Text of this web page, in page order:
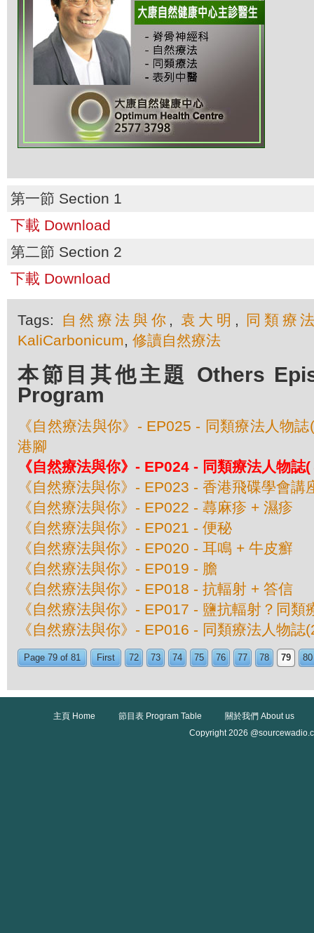
第一節 Section 1
下載 Download
第二節 Section 2
下載 Download
Tags: 自然療法與你 , 袁大明 ,
同類療
KaliCarbonicum, 修讀自然療法
本節目其他主題 Others
Program
《自然療法與你》- EP025 - 同類療法人物
港腳
《自然療法與你》- EP024 - 同類療法人物誌
《自然療法與你》- EP023 - 香港飛碟學會講
《自然療法與你》- EP022 - 蕁麻疹 + 濕疹
《自然療法與你》- EP021 - 便秘
《自然療法與你》- EP020 - 耳鳴 + 牛皮癬
《自然療法與你》- EP019 - 膽
《自然療法與你》- EP018 - 抗輻射 + 答信
《自然療法與你》- EP017 - 鹽抗輻射？同類
《自然療法與你》- EP016 - 同類療法人物誌
Page 79 of 81 First 72 73 74 75 76 77 78 79 80
主頁 Home 節目表 Program Table
關於我們 About us
Copyright 2026